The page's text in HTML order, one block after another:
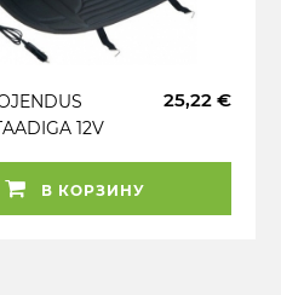
12V
25,22 €
В КОРЗИНУ